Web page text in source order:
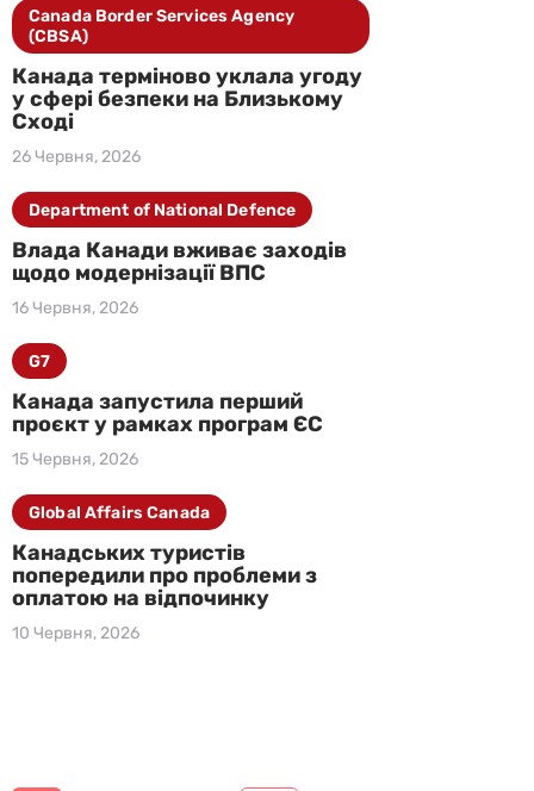
Канада терміново уклала угоду
у сфері безпеки на Близькому
Сході
26 Червня, 2026
Canada Border Services Agency
(CBSA)
Влада Канади вживає заходів
щодо модернізації ВПС
16 Червня, 2026
Department of National Defence
Канада запустила перший
проєкт у рамках програм ЄС
15 Червня, 2026
G7
Канадських туристів
попередили про проблеми з
оплатою на відпочинку
10 Червня, 2026
Global Affairs Canada